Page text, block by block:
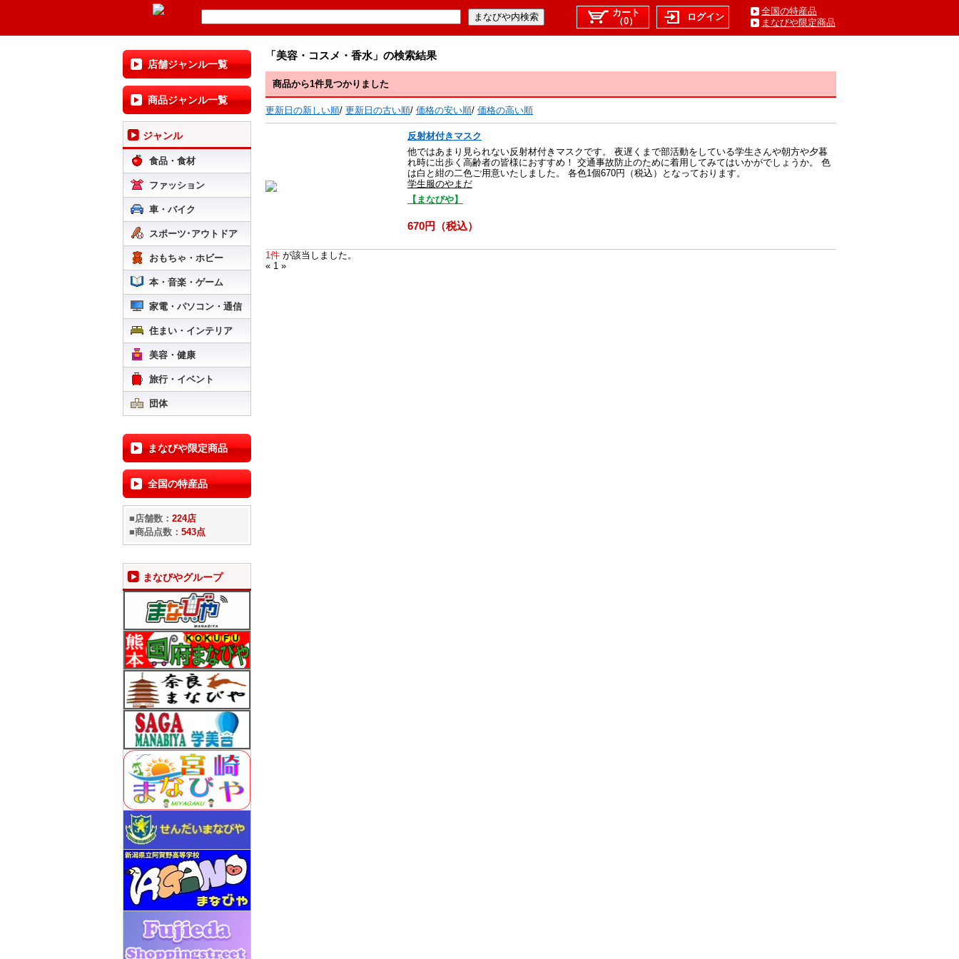
カート
（0）
ログイン
全国の特産品
まなびや限定商品
店舗ジャンル一覧
商品ジャンル一覧
ジャンル
食品・食材
ファッション
車・バイク
スポーツ･アウトドア
おもちゃ・ホビー
本・音楽・ゲーム
家電・パソコン・通信
住まい・インテリア
美容・健康
旅行・イベント
団体
まなびや限定商品
全国の特産品
■店舗数： 224店
■商品点数： 543点
まなびやグループ
「美容・コスメ・香水」の検索結果
商品から1件見つかりました
更新日の新しい順/ 更新日の古い順/ 価格の安い順/ 価格の高い順
反射材付きマスク
他ではあまり見られない反射材付きマスクです。 夜遅くまで部活動をしている学生さんや朝方や夕暮
れ時に出歩く高齢者の皆様におすすめ！ 交通事故防止のために着用してみてはいかがでしょうか。 色
は白と紺の二色ご用意いたしました。 各色1個670円（税込）となっております。
学生服のやまだ
【まなびや】
670円（税込）
1件 が該当しました。
« 1 »